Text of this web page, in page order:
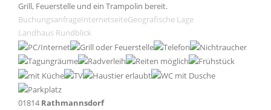
Grill, Feuerstelle und ein Trampolin bereit.
BuchungsanfrageInternetseiteGeografische Lage
Landhaus Rundblick
01814 Rathmannsdorf